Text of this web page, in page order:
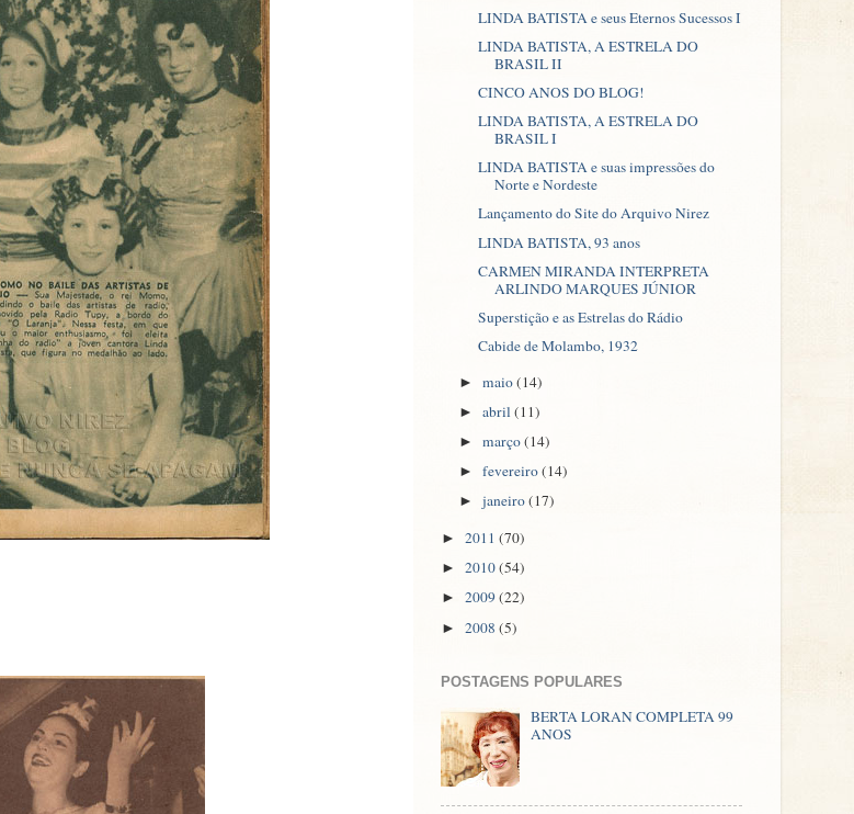
LINDA BATISTA e seus Eternos Sucessos I
LINDA BATISTA, A ESTRELA DO
BRASIL II
CINCO ANOS DO BLOG!
LINDA BATISTA, A ESTRELA DO
BRASIL I
LINDA BATISTA e suas impressões do
Norte e Nordeste
Lançamento do Site do Arquivo Nirez
LINDA BATISTA, 93 anos
CARMEN MIRANDA INTERPRETA
ARLINDO MARQUES JÚNIOR
Superstição e as Estrelas do Rádio
Cabide de Molambo, 1932
►maio(14)
►abril(11)
►março(14)
►fevereiro(14)
►janeiro(17)
► 2011 (70)
► 2010(54)
► 2009(22)
► 2008 (5)
POSTAGENS POPULARES
BERTA LORAN COMPLETA 99
ANOS